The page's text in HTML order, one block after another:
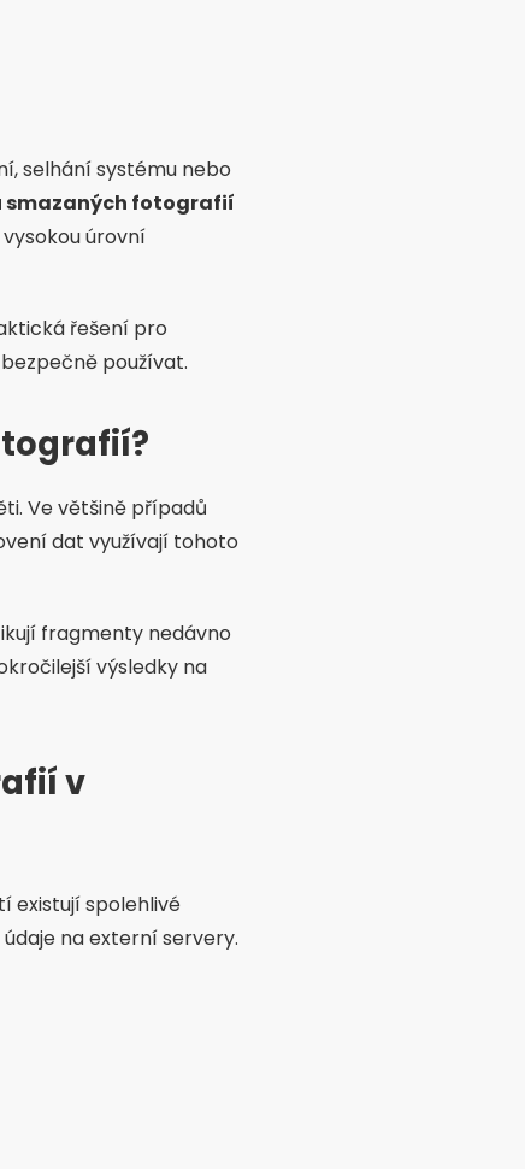
selhání systému nebo
smazaných fotografií
úrovní
řešení pro
používat.
Ve většině případů
dat využívají tohoto
fragmenty nedávno
výsledky na
v
existují spolehlivé
na externí servery.